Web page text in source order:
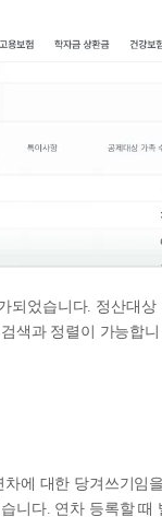
되었습니다. 정산대상
색과 정렬이 가능합니
에 대한 당겨쓰기임
니다. 연차 등록할 때